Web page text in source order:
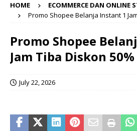
HOME ECOMMERCE DAN ONLINE
Promo Shopee Belanja Instant 1
Promo Shopee
Jam Tiba Diskon 50%
July 22, 2026